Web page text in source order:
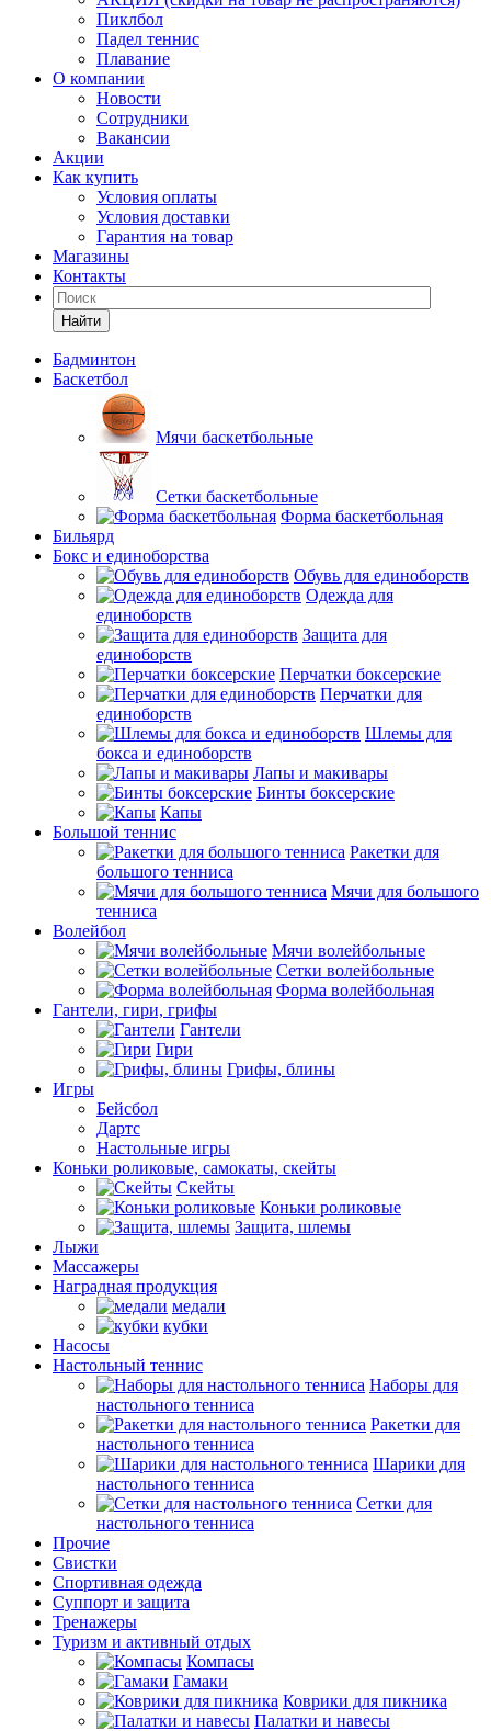
Пиклбол
Падел теннис
Плавание
О компании
Новости
Сотрудники
Вакансии
Акции
Как купить
Условия оплаты
Условия доставки
Гарантия на товар
Магазины
Контакты
Найти
Бадминтон
Баскетбол
Мячи баскетбольные
Сетки баскетбольные
Форма баскетбольная
Бильярд
Бокс и единоборства
Обувь для единоборств
Одежда для
единоборств
Защита для
единоборств
Перчатки боксерские
Перчатки для
единоборств
Шлемы для
бокса и единоборств
Лапы и макивары
Бинты боксерские
Капы
Большой теннис
Ракетки для
большого тенниса
Мячи для большого
тенниса
Волейбол
Мячи волейбольные
Сетки волейбольные
Форма волейбольная
Гантели, гири, грифы
Гантели
Гири
Грифы, блины
Игры
Бейсбол
Дартс
Настольные игры
Коньки роликовые, самокаты, скейты
Скейты
Коньки роликовые
Защита, шлемы
Лыжи
Массажеры
Наградная продукция
медали
кубки
Насосы
Настольный теннис
Наборы для
настольного тенниса
Ракетки для
настольного тенниса
Шарики для
настольного тенниса
Сетки для
настольного тенниса
Прочие
Свистки
Спортивная одежда
Суппорт и защита
Тренажеры
Туризм и активный отдых
Компасы
Гамаки
Коврики для пикника
Палатки и навесы